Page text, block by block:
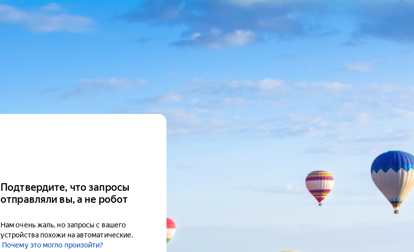
Подтвердите, что запросы
отправляли вы, а не робот
Нам очень жаль, но запросы с вашего
устройства похожи на автоматические.
Почему это могло произойти?